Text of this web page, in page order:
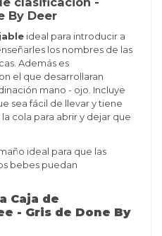
By Deer
ideal para introducir a
los nombres de las
Además es
el que desarrollaran
mano - ojo. Incluye
sea fácil de llevar y tiene
cola para abrir y dejar que
ideal para que las
bebes puedan
Caja de
- Gris de Done By